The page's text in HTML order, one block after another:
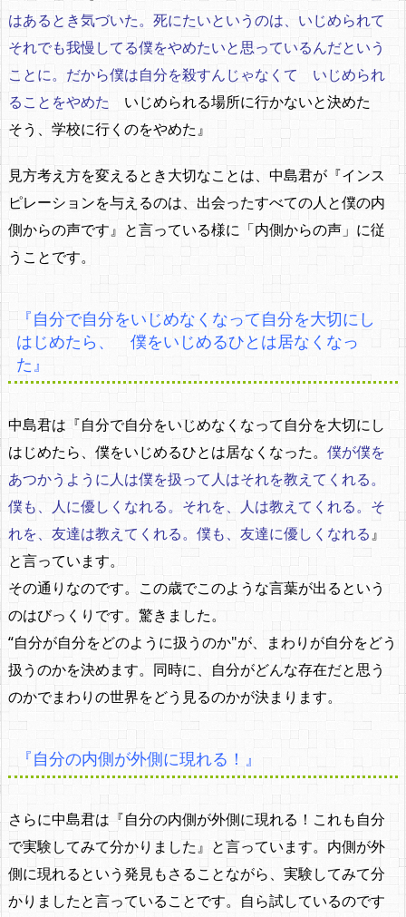
はあるとき気づいた。死にたいというのは、いじめられて
それでも我慢してる僕をやめたいと思っているんだという
ことに。だから僕は自分を殺すんじゃなくて いじめられ
ることをやめた いじめられる場所に行かないと決めた
そう、学校に行くのをやめた』
見方考え方を変えるとき大切なことは、中島君が『インス
ピレーションを与えるのは、出会ったすべての人と僕の内
側からの声です』と言っている様に「内側からの声」に従
うことです。
『自分で自分をいじめなくなって自分を大切にし
はじめたら、 僕をいじめるひとは居なくなっ
た』
中島君は『自分で自分をいじめなくなって自分を大切にし
はじめたら、僕をいじめるひとは居なくなった。 僕が僕を
あつかうように人は僕を扱って人はそれを教えてくれる。
僕も、人に優しくなれる。それを、人は教えてくれる。そ
れを、友達は教えてくれる。僕も、友達に優しくなれる』
と言っています。
その通りなのです。この歳でこのような言葉が出るという
のはびっくりです。驚きました。
“自分が自分をどのように扱うのか"が、まわりが自分をどう
扱うのかを決めます。同時に、自分がどんな存在だと思う
のかでまわりの世界をどう見るのかが決まります。
『自分の内側が外側に現れる！』
さらに中島君は『自分の内側が外側に現れる！これも自分
で実験してみて分かりました』と言っています。内側が外
側に現れるという発見もさることながら、実験してみて分
かりましたと言っていることです。自ら試しているのです